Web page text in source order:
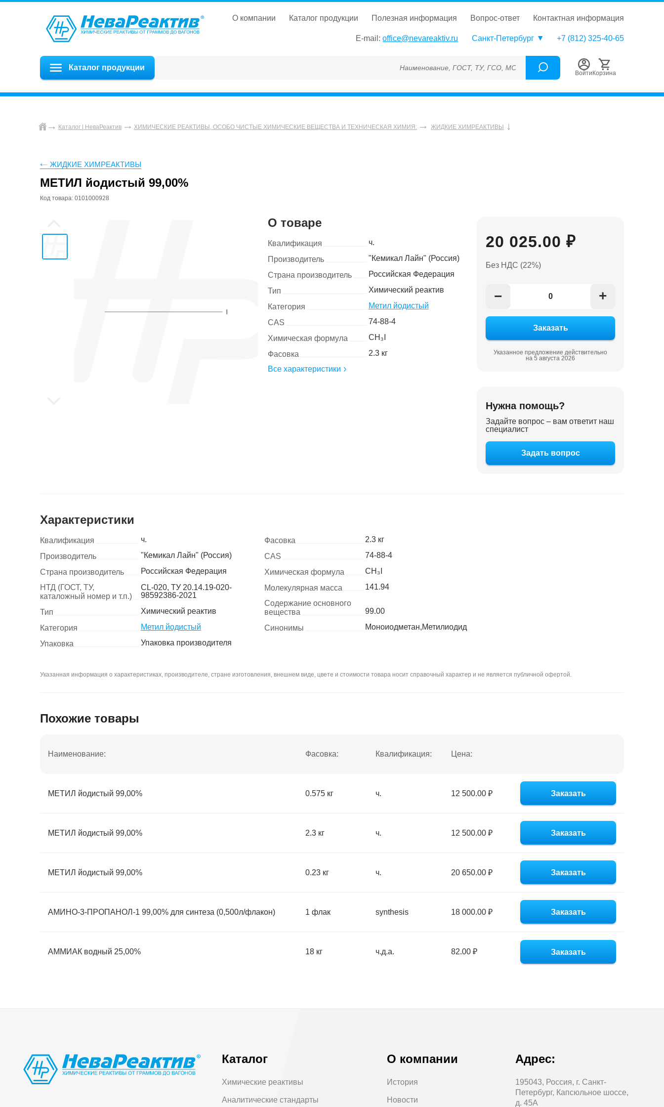
о компании каталог продукции полезная информация вопрос-ответ контактная информация
E-mail: office@nevareaktiv.ru Санкт-Петербург +7 (812) 325-40-65
Каталог продукции Наименование, ГОСТ, ТУ, ГСО, МСО, ОСО, СОП, ГРСИ, Каталожный номер (Артикул),
Войти Корзина
Каталог | НеваРеактив ХИМИЧЕСКИЕ РЕАКТИВЫ, ОСОБО ЧИСТЫЕ ХИМИЧЕСКИЕ ВЕЩЕСТВА И ТЕХНИЧЕСКАЯ ХИМИЯ: ЖИДКИЕ ХИМРЕАКТИВЫ
ЖИДКИЕ ХИМРЕАКТИВЫ
МЕТИЛ йодистый 99,00%
Код товара: 0101000928
20 025.00 ₽
Без НДС (22%)
− +
Указанное предложение действительно
на 5 августа 2026
О товаре
Квалификация
ч.
Производитель
"Кемикал Лайн" (Россия)
Страна производитель
Российская Федерация
Тип
Химический реактив
Категория
Метил йодистый
CAS
74-88-4
Химическая формула
CH₃I
Фасовка
2.3 кг
Все характеристики
Нужна помощь?
Задайте вопрос – вам ответит наш
специалист
Задать вопрос
Характеристики
Квалификация
ч.
Производитель
"Кемикал Лайн" (Россия)
Страна производитель
Российская Федерация
НТД (ГОСТ, ТУ,
каталожный номер и т.п.)
CL-020, ТУ 20.14.19-020-
98592386-2021
Тип
Химический реактив
Категория
Метил йодистый
Упаковка
Упаковка производителя
Фасовка
2.3 кг
CAS
74-88-4
Химическая формула
CH₃I
Молекулярная масса
141.94
Содержание основного
вещества
99.00
Синонимы
Моноиодметан,Метилиодид
Указанная информация о характеристиках, производителе, стране изготовления, внешнем виде, цвете и стоимости товара носит справочный характер и не является публичной офертой.
Похожие товары
Наименование: Фасовка: Квалификация: Цена:
МЕТИЛ йодистый 99,00% 0.575 кг ч. 12 500.00 ₽ Заказать
МЕТИЛ йодистый 99,00% 2.3 кг ч. 12 500.00 ₽ Заказать
МЕТИЛ йодистый 99,00% 0.23 кг ч. 20 650.00 ₽ Заказать
АМИНО-3-ПРОПАНОЛ-1 99,00% для синтеза (0,500л/флакон) 1 флак synthesis 18 000.00 ₽ Заказать
АММИАК водный 25,00% 18 кг ч.д.а. 82.00 ₽ Заказать
Каталог
Химические реактивы
Аналитические стандарты
О компании
История
Новости
Адрес:
195043, Россия, г. Санкт-
Петербург, Капсюльное шоссе,
д. 45А